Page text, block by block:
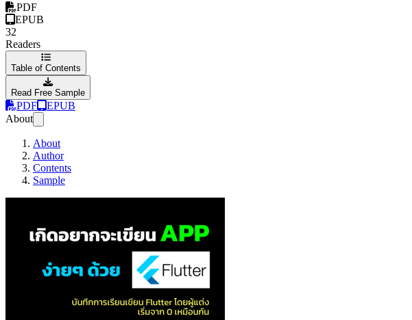
PDF
EPUB
32
Readers
Table of Contents
Read Free Sample
PDF
EPUB
About
About
Author
Contents
Sample